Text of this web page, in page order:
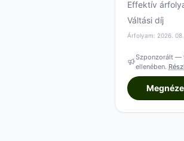
Effektív
Váltási díj
Árfolyam: 2026. 08.
Szponzorált —
ellenében.